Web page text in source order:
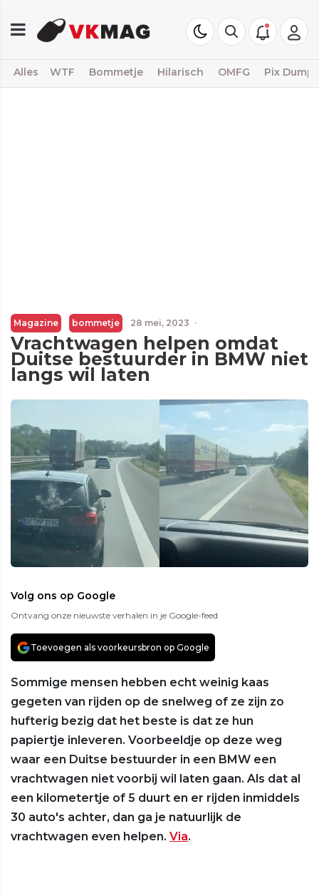
Alles WTF Bommetje Hilarisch OMFG Pix Dump
Magazine bommetje 28 mei, 2023 ·
Vrachtwagen helpen omdat
Duitse bestuurder in BMW niet
langs wil laten
Volg ons op Google
Ontvang onze nieuwste verhalen in je Google-feed
Toevoegen als voorkeursbron op Google
Sommige mensen hebben echt weinig kaas
gegeten van rijden op de snelweg of ze zijn zo
hufterig bezig dat het beste is dat ze hun
papiertje inleveren. Voorbeeldje op deze weg
waar een Duitse bestuurder in een BMW een
vrachtwagen niet voorbij wil laten gaan. Als dat al
een kilometertje of 5 duurt en er rijden inmiddels
30 auto's achter, dan ga je natuurlijk de
vrachtwagen even helpen. Via.